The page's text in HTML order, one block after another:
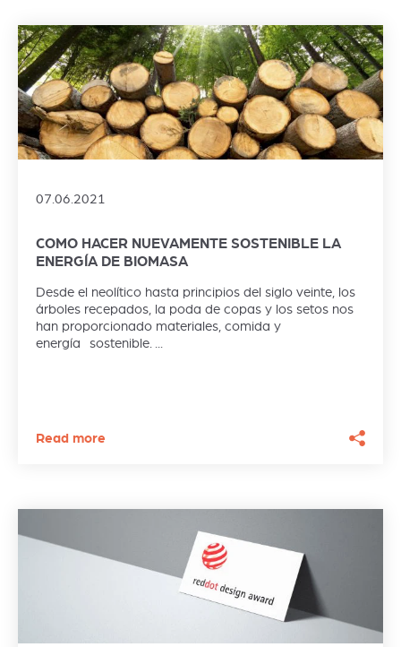
07.06.2021
COMO HACER NUEVAMENTE SOSTENIBLE LA
ENERGÍA DE BIOMASA
Desde el neolítico hasta principios del siglo veinte, los
árboles recepados, la poda de copas y los setos nos
han proporcionado materiales, comida y
energía sostenible. ...
Read more